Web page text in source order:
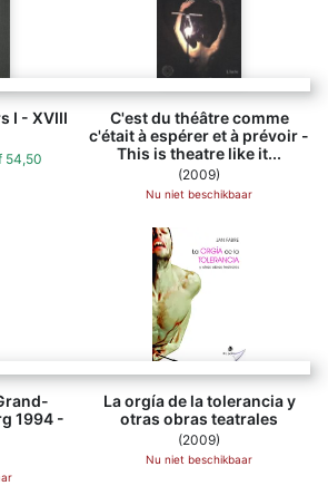
I - XVIII
54,50
C'est du théâtre comme
c'était à espérer et à prévoir -
This is theatre like it...
(2009)
Nu niet beschikbaar
in the Grand-Duchy of Luxemburg 1994 - 2009
1994 -
La orgía de la tolerancia y
otras obras teatrales
(2009)
Nu niet beschikbaar